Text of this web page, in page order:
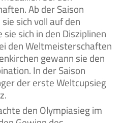
Ab der Saison
sich voll auf den
sich in den Disziplinen
den Weltmeisterschaften
gewann sie den
In der Saison
der erste Weltcupsieg
den Olympiasieg im